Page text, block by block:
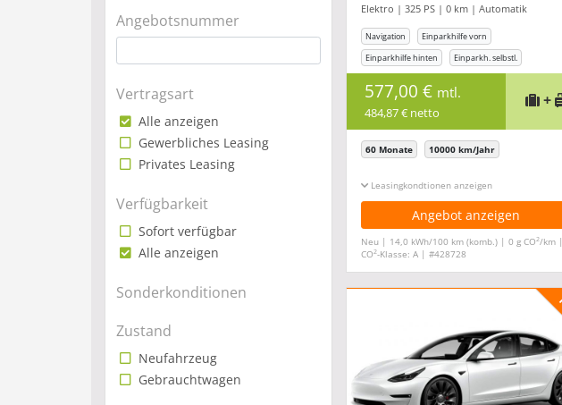
Angebotsnummer
Vertragsart
Alle anzeigen
Gewerbliches Leasing
Privates Leasing
Verfügbarkeit
Sofort verfügbar
Alle anzeigen
Sonderkonditionen
Zustand
Neufahrzeug
Gebrauchtwagen
inclusiv*
Elektro | 325 PS | 0 km | Automatik
Navigation
Einparkhilfe vorn
Einparkhilfe hinten
Einparkh. selbstl.
577,00 € mtl.
484,87 € netto
+
60 Monate 10000 km/Jahr
Leasingkonditionen ein-/ausblenden
Angebot anzeigen
Neu | 14,0 kWh/100 km (komb.) | 0 g CO2/km |
CO2-Klasse: A | #428728